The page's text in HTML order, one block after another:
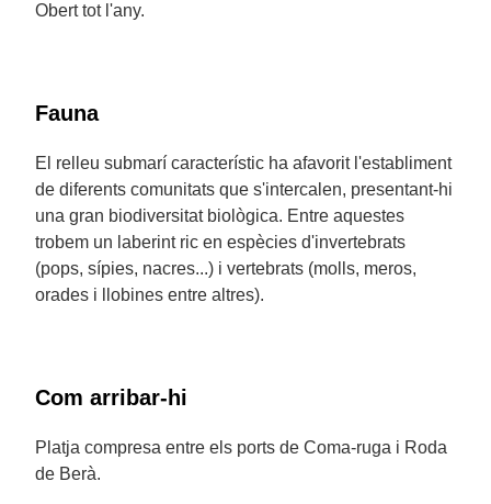
Obert tot l'any.
Fauna
El relleu submarí característic ha afavorit l'establiment
de diferents comunitats que s'intercalen, presentant-hi
una gran biodiversitat biològica. Entre aquestes
trobem un laberint ric en espècies d'invertebrats
(pops, sípies, nacres...) i vertebrats (molls, meros,
orades i llobines entre altres).
Com arribar-hi
Platja compresa entre els ports de Coma-ruga i Roda
de Berà.